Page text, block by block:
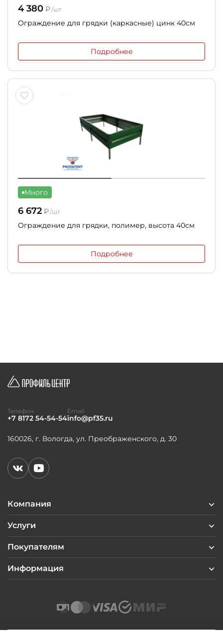
4 380 ₽/шт
Ограждение для грядки (каркасные) цинк 40см
Подробнее
Много
6 672 ₽/шт
Ограждение для грядки, полимер, высота 40см
Подробнее
Компания
Услуги
Покупателям
Информация
160026, г. Вологда, ул. Преображенского, д. 30
Телефон
+7 8172 54-54-54
Email
info@pf35.ru